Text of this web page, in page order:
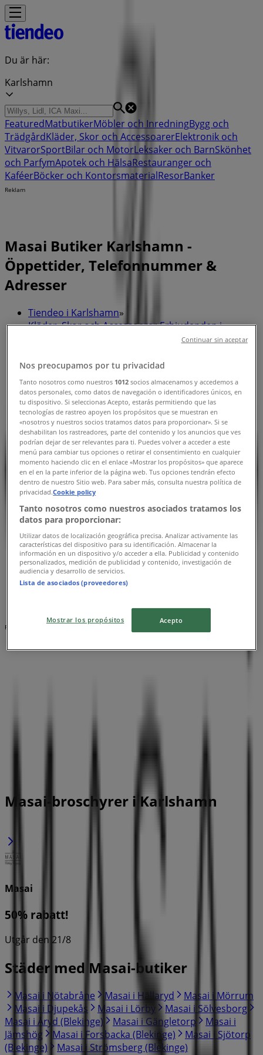
Du är här:
Karlshamn
FeaturedMatbutikerMöbler och InredningBygg och
TrädgårdKläder, Skor och AccessoarerElektronik och
VitvarorSportBilar och MotorLeksaker och BarnSkönhet
och ParfymApotek och HälsaRestauranger och
KaféerBöcker och KontorsmaterialResorBanker
Reklam
Masai Butiker Karlshamn -
Öppettider, Telefonnummer &
Adresser
Tiendeo i Karlshamn»
Kläder, Skor och Accessoarer Erbjudanden i
Masai i Karlshamn
Masai
Drottninggatan 39, Karlshamn
93 m
Masai
Stortorget 3, Sölvesborg
21.5 km
Reklam
Masai-broschyrer i Karlshamn
Masai
50% rabatt!
Utgår den 21/8
Städer med Masai-butiker
Masai i Nötabråne Masai i Hällaryd
Masai i Mörrum
Masai i Djupekås
Masai i Lörby
Masai i Sölvesborg
Masai i Åryd (Blekinge)
Masai i Gängletorp
Masai i
Jämshög
Masai i Forsbacka (Blekinge)
Masai i Sjötorp
(Blekinge)
Masai i Strömsberg (Blekinge)
Nos preocupamos por tu privacidad
Tanto nosotros como nuestros 1012 socios almacenamos y accedemos a
datos personales, como datos de navegación o identificadores únicos, en
tu dispositivo. Si seleccionas Acepto, estarás permitiendo que las
tecnologías de rastreo apoyen los propósitos que se muestran en
«nosotros y nuestros socios tratamos datos para proporcionar». Si se
deshabilitan los rastreadores, parte del contenido y los anuncios que ves
podrían dejar de ser relevantes para ti. Puedes volver a acceder a este
menú para cambiar tus opciones o retirar el consentimiento en cualquier
momento haciendo clic en el enlace «Mostrar los propósitos» que aparece
en el en la parte inferior de la página web. Tus opciones tendrán efecto
dentro de nuestro Sitio web. Para saber más, consulta nuestra política de
privacidad.Cookie policy
Tanto nosotros como nuestros asociados tratamos los
datos para proporcionar:
Utilizar datos de localización geográfica precisa. Analizar activamente las
características del dispositivo para su identificación. Almacenar la
información en un dispositivo y/o acceder a ella. Publicidad y contenido
personalizados, medición de publicidad y contenido, investigación de
audiencia y desarrollo de servicios.
Lista de asociados (proveedores)
Mostrar los propósitos Acepto
Continuar sin aceptar